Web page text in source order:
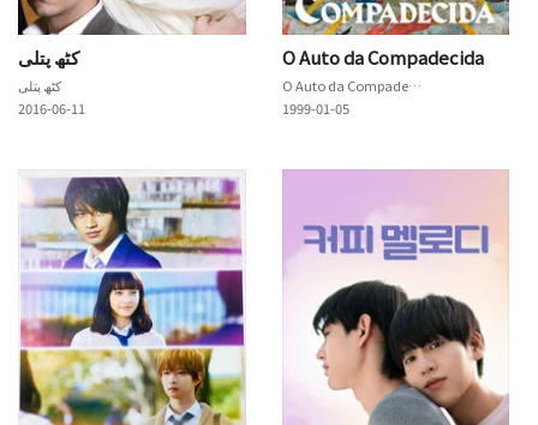
2016-06-11
O Auto da Compadecida
O Auto da Compadecida
1999-01-05